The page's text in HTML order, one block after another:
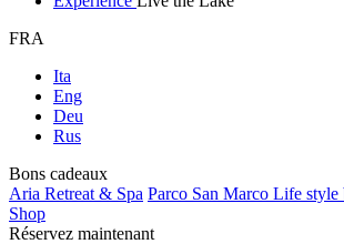
FRA
Ita
Eng
Deu
Rus
Bons cadeaux
Aria Retreat & Spa Parco San Marco Life style
Shop
Réservez maintenant